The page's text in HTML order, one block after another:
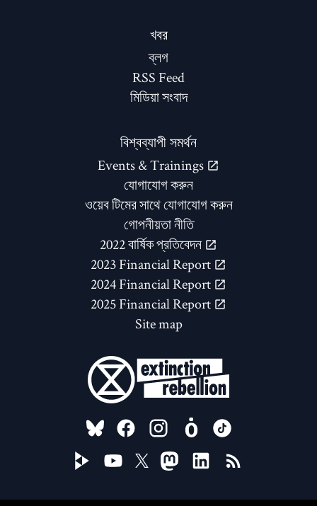
খবর
ব্লগ
RSS Feed
মিডিয়া সংবাদ
বিশ্বব্যাপী সমর্থন
Events & Trainings
যোগাযোগ করুন
ওয়েব টিমের সাথে যোগাযোগ করুন
গোপনীয়তা নীতি
2022 বার্ষিক প্রতিবেদন
2023 Financial Report
2024 Financial Report
2025 Financial Report
Site map
FOLLOW US ON